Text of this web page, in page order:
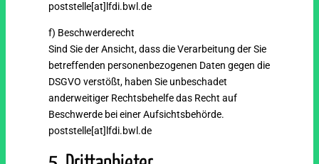
poststelle[at]lfdi.bwl.de
f) Beschwerderecht
Sind Sie der Ansicht, dass die Verarbeitung der Sie
betreffenden personenbezogenen Daten gegen die
DSGVO verstößt, haben Sie unbeschadet
anderweitiger Rechtsbehelfe das Recht auf
Beschwerde bei einer Aufsichtsbehörde.
poststelle[at]lfdi.bwl.de